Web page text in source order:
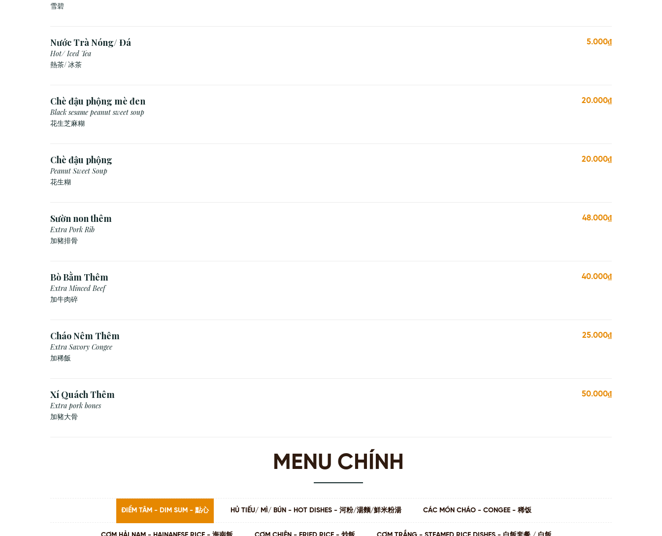
雪碧
Nước Trà Nóng/ Đá
Hot/ Iced Tea
熱茶/ 冰茶
5.000₫
Chè đậu phộng mè đen
Black sesame peanut sweet soup
花生芝麻糊
20.000₫
Chè đậu phộng
Peanut Sweet Soup
花生糊
20.000₫
Sườn non thêm
Extra Pork Rib
加豬排骨
48.000₫
Bò Bằm Thêm
Extra Minced Beef
加牛肉碎
40.000₫
Cháo Nêm Thêm
Extra Savory Congee
加稀飯
25.000₫
Xí Quách Thêm
Extra pork bones
加豬大骨
50.000₫
MENU CHÍNH
ĐIỂM TÂM - DIM SUM - 點心 HỦ TIẾU/ MÌ/ BÚN - HOT DISHES - 河粉/湯麵/鮮米粉湯 CÁC MÓN CHÁO - CONGEE - 稀饭